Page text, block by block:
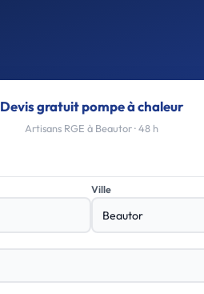
Devis gratuit pompe à chaleur
Artisans RGE à Beautor · 48 h
Ville